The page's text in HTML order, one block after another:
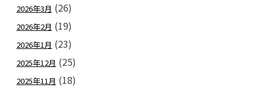
2026年3月 (26)
2026年2月 (19)
2026年1月 (23)
2025年12月 (25)
2025年11月 (18)